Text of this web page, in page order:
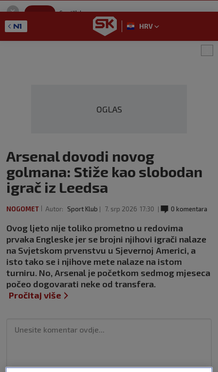
SportKlub
GET - On the Google Play
HRV
OGLAS
Arsenal dovodi novog
golmana: Stiže kao slobodan
igrač iz Leedsa
NOGOMET Autor: Sport Klub 7. srp 2026 17:30 0 komentara
Ovog ljeto nije toliko prometno u redovima
prvaka Engleske jer se brojni njihovi igrači nalaze
na Svjetskom prvenstvu u Sjevernoj Americi, a
isto tako se i njihove mete nalaze na istom
turniru. No, Arsenal je početkom sedmog mjeseca
počeo dogovarati neke od transfera.
Pročitaj više